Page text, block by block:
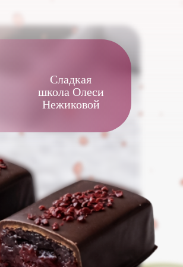
Сладкая
школа Олеси
Нежиковой